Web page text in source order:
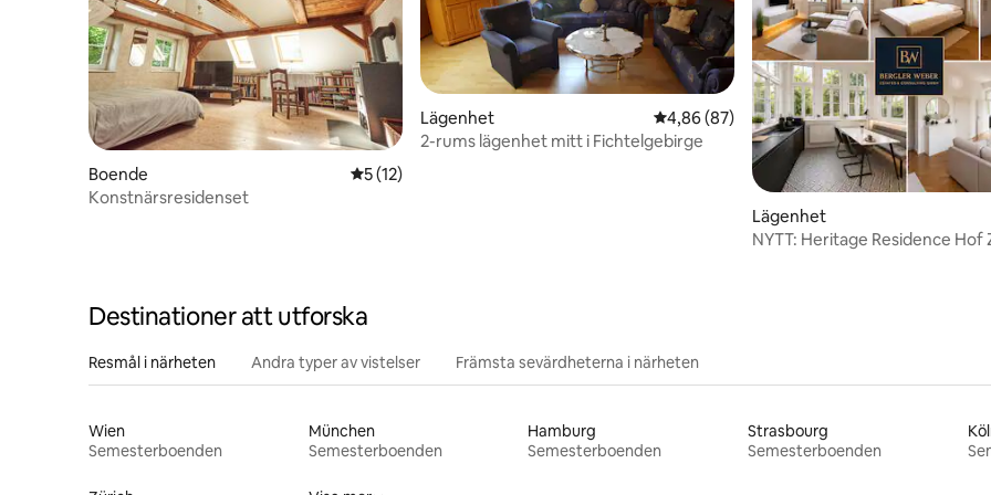
Boende 5 av 5 i genomsnittligt betyg, 12 omdömen
5 (12)
Konstnärsresidenset
Lägenhet 4,86 av 5 i genomsnittligt betyg, 87
4,86 (87)
2-rums lägenhet mitt i Fichtelgebirge
Lägenhet
NYTT: Heritage Residence Hof
Destinationer att utforska
Resmål i närheten Andra typer av vistelser Främsta sevärdheterna i närheten
Wien
Semesterboenden
München
Semesterboenden
Hamburg
Semesterboenden
Strasbourg
Semesterboenden